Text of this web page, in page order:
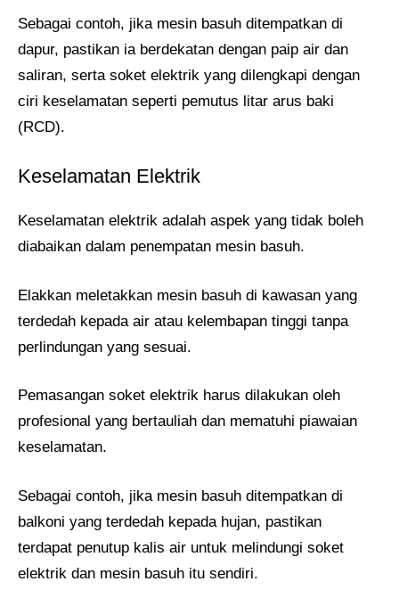
Sebagai contoh, jika mesin basuh ditempatkan di
dapur, pastikan ia berdekatan dengan paip air dan
saliran, serta soket elektrik yang dilengkapi dengan
ciri keselamatan seperti pemutus litar arus baki
(RCD).
Keselamatan Elektrik
Keselamatan elektrik adalah aspek yang tidak boleh
diabaikan dalam penempatan mesin basuh.
Elakkan meletakkan mesin basuh di kawasan yang
terdedah kepada air atau kelembapan tinggi tanpa
perlindungan yang sesuai.
Pemasangan soket elektrik harus dilakukan oleh
profesional yang bertauliah dan mematuhi piawaian
keselamatan.
Sebagai contoh, jika mesin basuh ditempatkan di
balkoni yang terdedah kepada hujan, pastikan
terdapat penutup kalis air untuk melindungi soket
elektrik dan mesin basuh itu sendiri.